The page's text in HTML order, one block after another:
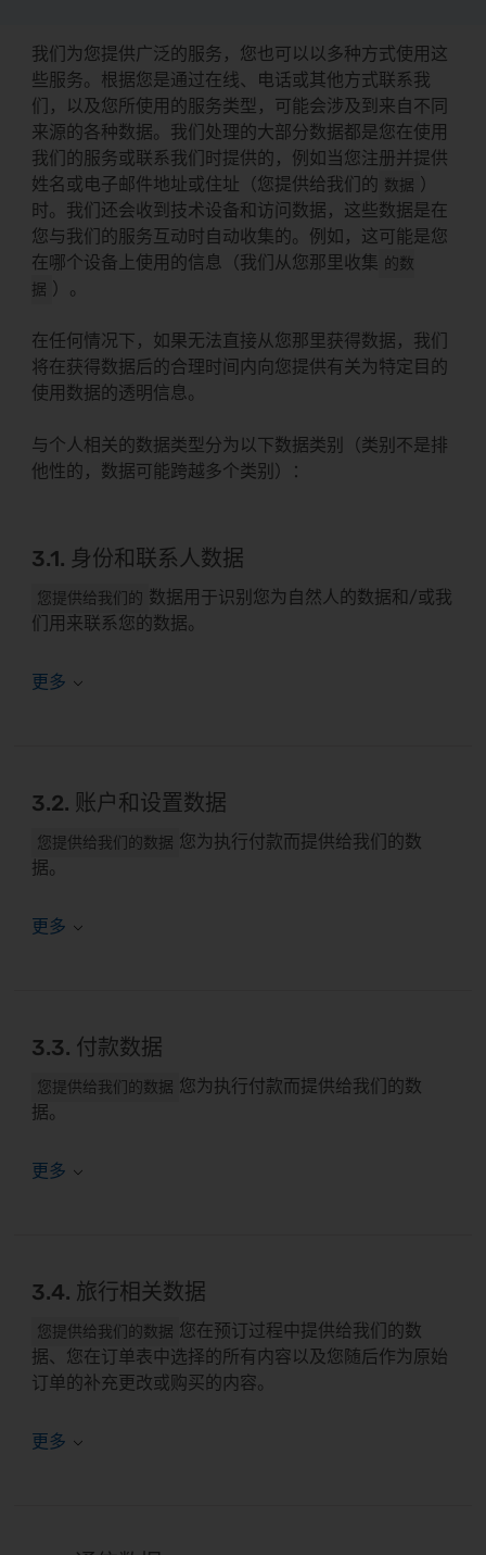
我们为您提供广泛的服务，您也可以以多种方式使用这
些服务。根据您是通过在线、电话或其他方式联系我
们，以及您所使用的服务类型，可能会涉及到来自不同
来源的各种数据。我们处理的大部分数据都是您在使用
我们的服务或联系我们时提供的，例如当您注册并提供
姓名或电子邮件地址或住址（您提供给我们的 数据 ）
时。我们还会收到技术设备和访问数据，这些数据是在
您与我们的服务互动时自动收集的。例如，这可能是您
在哪个设备上使用的信息（我们从您那里收集 的数
据 ）。
在任何情况下，如果无法直接从您那里获得数据，我们
将在获得数据后的合理时间内向您提供有关为特定目的
使用数据的透明信息。
与个人相关的数据类型分为以下数据类别（类别不是排
他性的，数据可能跨越多个类别）：
3.1. 身份和联系人数据
您提供给我们的 数据用于识别您为自然人的数据和/或我
们用来联系您的数据。
3.2. 账户和设置数据
您提供给我们的数据 您为执行付款而提供给我们的数
据。
3.3. 付款数据
您提供给我们的数据 您为执行付款而提供给我们的数
据。
3.4. 旅行相关数据
您提供给我们的数据 您在预订过程中提供给我们的数
据、您在订单表中选择的所有内容以及您随后作为原始
订单的补充更改或购买的内容。